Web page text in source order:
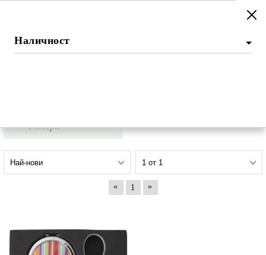
Наличност
Начало АКСЕСОАРИ КЛЮЧОДЪРЖАТЕЛИ
Филтри
« 1 »